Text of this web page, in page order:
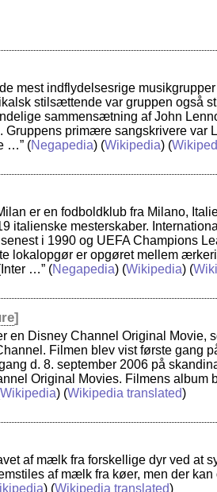
mest indflydelsesrige
stilsættende var gruppen også
sammensætning af John
Gruppens primære sangskrivere var
…” (Negapedia) (Wikipedia) (
er en fodboldklub fra Milano,
italienske mesterskaber.
i 1990 og UEFA Champions
lokalopgør er opgøret mellem
…” (Negapedia) (Wikipedia) (
]
en Disney Channel Original Movie,
Filmen blev vist første gang
d. 8. september 2006 på
Original Movies. Filmens album
Wikipedia) (Wikipedia translated)
af mælk fra forskellige dyr ved at
af mælk fra køer, men der
) (Wikipedia translated)